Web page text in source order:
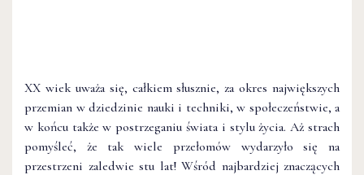
XX wiek uważa się, całkiem słusznie, za okres największych
przemian w dziedzinie nauki i techniki, w społeczeństwie, a
w końcu także w postrzeganiu świata i stylu życia. Aż strach
pomyśleć, że tak wiele przełomów wydarzyło się na
przestrzeni zaledwie stu lat! Wśród najbardziej znaczących